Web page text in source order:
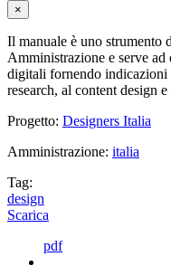
×
Il manuale è uno strumento
Amministrazione e serve
digitali fornendo indicazioni
research, al content design
Progetto: Designers Italia
Amministrazione: italia
Tag:
design
Scarica
pdf